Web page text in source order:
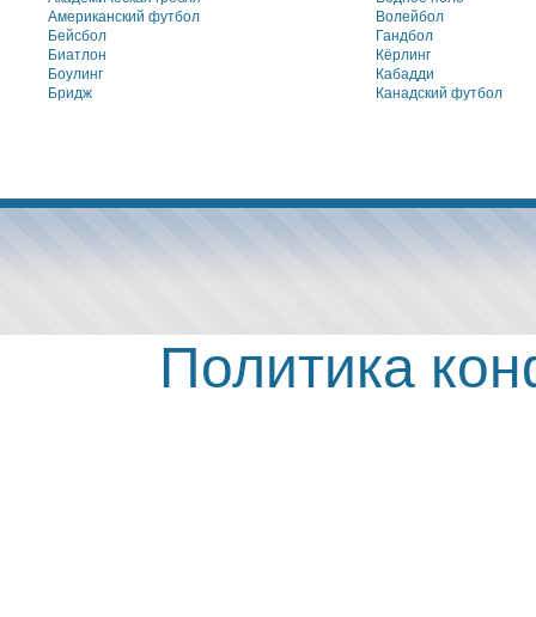
Американский футбол
Бейсбол
Биатлон
Боулинг
Бридж
Волейбол
Гандбол
Кёрлинг
Кабадди
Канадский футбол
Политика